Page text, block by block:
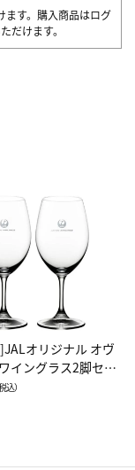
ます。購入商品はログ
だけます。
オリジナル オヴ
イングラス2脚セッ
イン）
込）